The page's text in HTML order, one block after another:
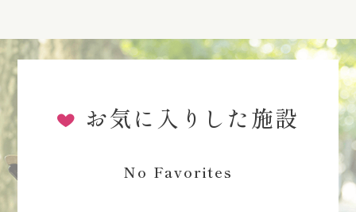
お気に入りした施設
No Favorites